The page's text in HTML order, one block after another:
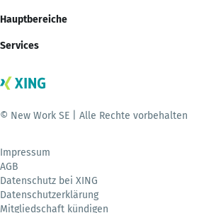
Hauptbereiche
Services
© New Work SE | Alle Rechte vorbehalten
Impressum
AGB
Datenschutz bei XING
Datenschutzerklärung
Mitgliedschaft kündigen